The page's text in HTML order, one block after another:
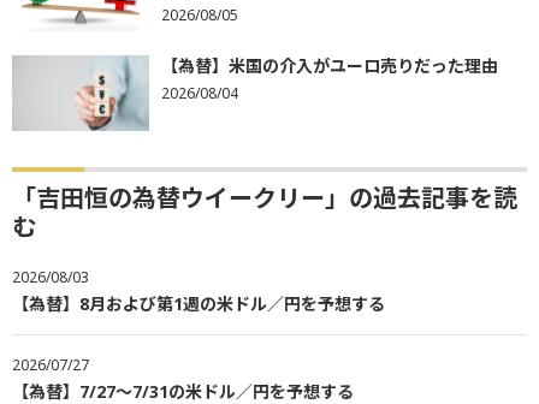
2026/08/05
【為替】米国の介入がユーロ売りだった理由
2026/08/04
「吉田恒の為替ウイークリー」の過去記事を読
む
2026/08/03
【為替】8月および第1週の米ドル／円を予想する
2026/07/27
【為替】7/27～7/31の米ドル／円を予想する